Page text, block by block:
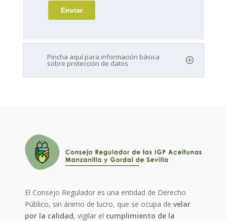
Pincha aquí para información básica
sobre protección de datos
El Consejo Regulador es una entidad de Derecho
Público, sin ánimo de lucro, que se ocupa develar
por la calidad, vigilar el cumplimiento de la